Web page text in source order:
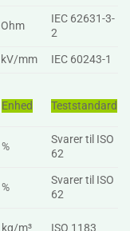
Ohm
IEC 62631-3-
2
kV/mm IEC 60243-1
Enhed Teststandard
%
Svarer til ISO
62
%
Svarer til ISO
62
kg/m³ ISO 1183